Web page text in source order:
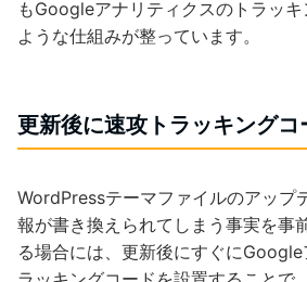
もGoogleアナリティクスのトラッ
ような仕組みが整っています。
更新後に速攻トラッキングコ
WordPressテーマファイルのアップ
報が書き換えられてしまう事実を事
る場合には、更新後にすぐにGoogle